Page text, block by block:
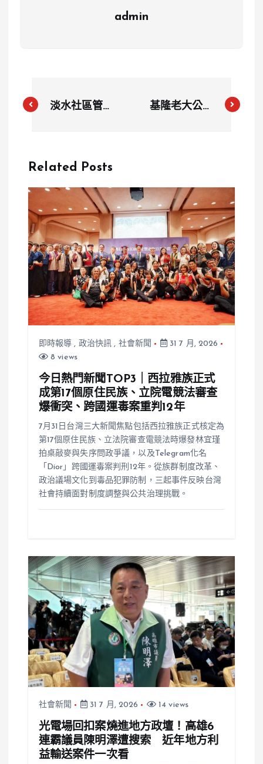
admin
淡水社區管委
揭露黑道背景
基隆老大公廟
Related Posts
即時報導 , 政治快訊 , 社會新聞
31 7 月, 2026
8 views
今日熱門新聞TOP3｜西拉雅族正式
成第17個原住民族、立院電競法審查
爆衝突、跨國運毒案重判12年
7月31日台灣三大新聞焦點包括西拉雅族正式核定為
第17個原住民族、立法院審查電競法時爆發林宜瑾
拍桌敲麥與失序問政爭議，以及Telegram化名
「Dior」跨國運毒案判刑12年。從族群制度改革、
政治議場文化到毒品犯罪防制，三起事件反映台灣
社會持續面對制度調整與公共治理挑戰。
社會新聞 31 7 月, 2026 14 views
光電場回扣案燒進地方政壇！高雄6
連霸議員陳明澤遭搜索 近年地方利
益輸送案件一次看